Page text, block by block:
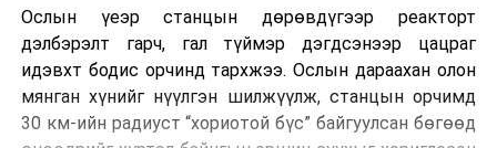
Ослын үеэр станцын дөрөвдүгээр реакторт
дэлбэрэлт гарч, гал түймэр дэгдсэнээр цацраг
идэвхт бодис орчинд тархжээ. Ослын дараахан олон
мянган хүнийг нүүлгэн шилжүүлж, станцын орчимд
30 км-ийн радиуст “хориотой бүс” байгуулсан бөгөөд